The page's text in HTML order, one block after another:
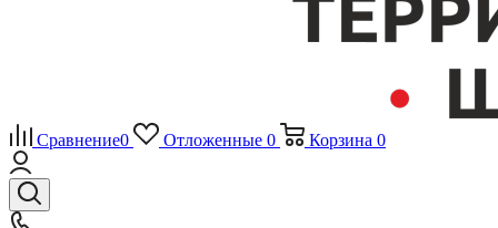
Сравнение0 Отложенные 0 Корзина 0